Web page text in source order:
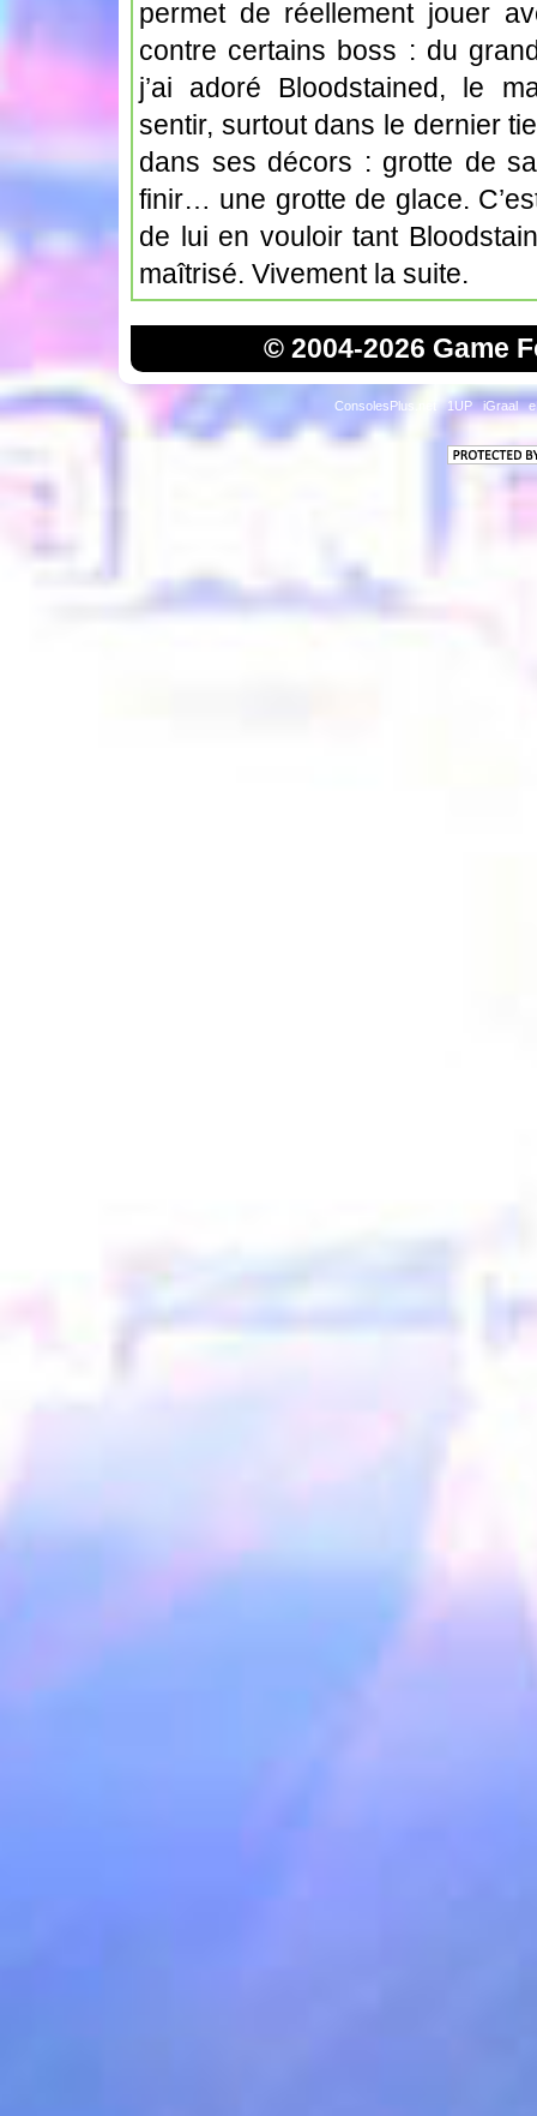
permet de réellement jouer
contre certains boss : du
j’ai adoré Bloodstained, le
sentir, surtout dans le dernier
dans ses décors : grotte de
finir… une grotte de glace.
de lui en vouloir tant
maîtrisé. Vivement la suite.
© 2004-2026 Game
ConsolesPlus.net 1UP iGraal